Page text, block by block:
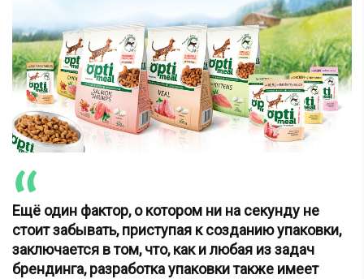
Ещё один фактор, о котором ни на секунду не
стоит забывать, приступая к созданию упаковки,
заключается в том, что, как и любая из задач
брендинга, разработка упаковки также имеет